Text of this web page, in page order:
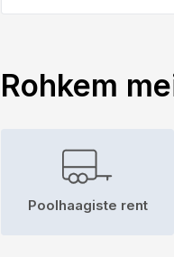
Rohkem
Poolhaagiste rent